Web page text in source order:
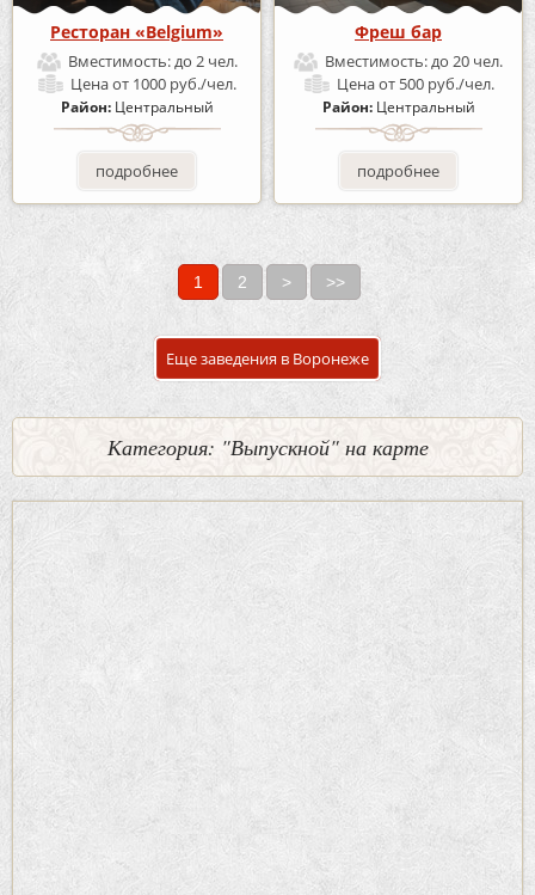
Ресторан «Belgium»
Вместимость:до 2 чел.
Ценаот 1000 руб./чел.
Район: Центральный
подробнее
Фреш бар
Вместимость:до 20 чел.
Ценаот 500 руб./чел.
Район: Центральный
подробнее
Страницы 1 2 > >>
Еще заведения в Воронеже
Категория: "Выпускной" на карте